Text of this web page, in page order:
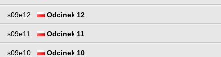
s09e12 Odcinek 12
s09e11 Odcinek 11
s09e10 Odcinek 10